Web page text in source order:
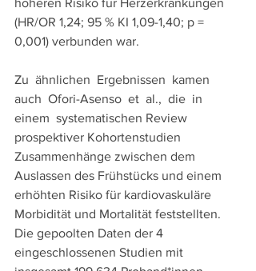
höheren Risiko für Herzerkrankungen
(HR/OR 1,24; 95 % KI 1,09-1,40; p =
0,001) verbunden war.
Zu  ähnlichen  Ergebnissen  kamen
auch  Ofori-Asenso  et  al.,  die  in
einem  systematischen Review
prospektiver Kohortenstudien
Zusammenhänge zwischen dem
Auslassen des Frühstücks und einem
erhöhten Risiko für kardiovaskuläre
Morbidität und Mortalität feststellten.
Die gepoolten Daten der 4
eingeschlossenen Studien mit